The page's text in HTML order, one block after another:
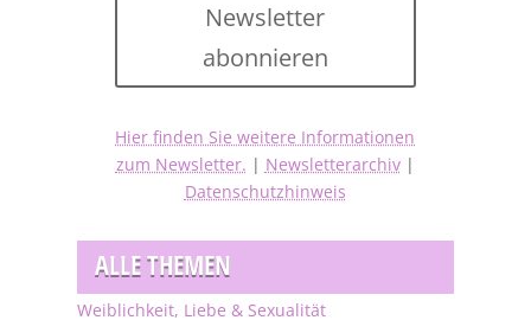
Newsletter
abonnieren
Hier finden Sie weitere Informationen
zum Newsletter. | Newsletterarchiv|
Datenschutzhinweis
ALLE THEMEN
Weiblichkeit, Liebe & Sexualität